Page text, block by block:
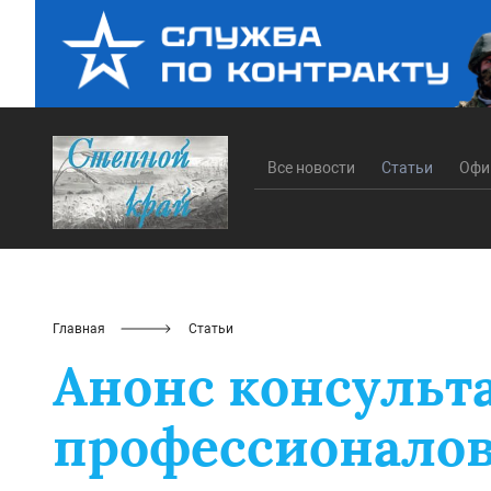
Все новости Статьи
Главная Статьи
Анонс